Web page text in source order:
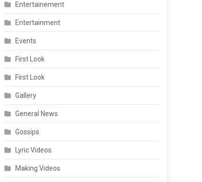
Entertainement
Entertainment
Events
First Look
First Look
Gallery
General News
Gossips
Lyric Videos
Making Videos